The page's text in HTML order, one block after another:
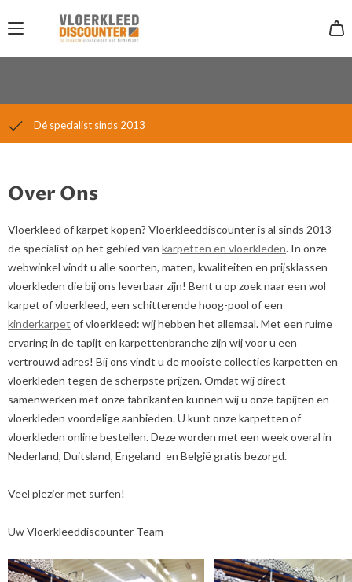
Laagsteprijsgarantie
14 dagen gratis retour
Dé specialist sinds 2013
Over Ons
Vloerkleed of karpet kopen? Vloerkleeddiscounter is al sinds 2013
de specialist op het gebied van karpetten en vloerkleden. In onze
webwinkel vindt u alle soorten, maten, kwaliteiten en prijsklassen
vloerkleden die bij ons leverbaar zijn! Bent u op zoek naar een wol
karpet of vloerkleed, een schitterende hoog-pool of een
kinderkarpet of vloerkleed: wij hebben het allemaal. Met een ruime
ervaring in de tapijt en karpettenbranche zijn wij voor u een
vertrouwd adres! Bij ons vindt u de mooiste collecties karpetten en
vloerkleden tegen de scherpste prijzen. Omdat wij direct
samenwerken met onze fabrikanten kunnen wij u onze tapijten en
vloerkleden voordelige aanbieden. U kunt onze karpetten of
vloerkleden online bestellen. Deze worden met een week overal in
Nederland, Duitsland, Engeland en België gratis bezorgd.
Veel plezier met surfen!
Uw Vloerkleeddiscounter Team